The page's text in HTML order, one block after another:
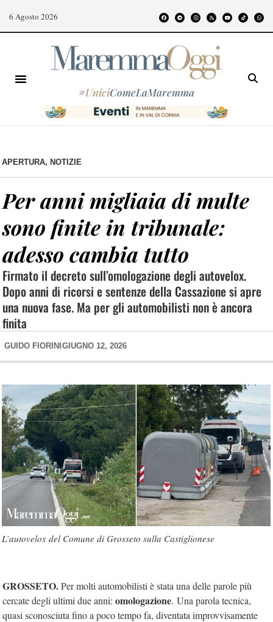
6 Agosto 2026
#UniciComeLaMaremma
APERTURA, NOTIZIE
Per anni migliaia di multe
sono finite in tribunale:
adesso cambia tutto
Firmato il decreto sull’omologazione degli autovelox.
Dopo anni di ricorsi e sentenze della Cassazione si apre
una nuova fase. Ma per gli automobilisti non è ancora
finita
GUIDO FIORINI GIUGNO 12, 2026
L’autovelox del Comune di Grosseto sulla Castiglionese
GROSSETO.Per molti automobilisti è stata una delle parole più
cercate degli ultimi due anni: omologazione. Una parola tecnica,
quasi sconosciuta fino a poco tempo fa, diventata improvvisamente